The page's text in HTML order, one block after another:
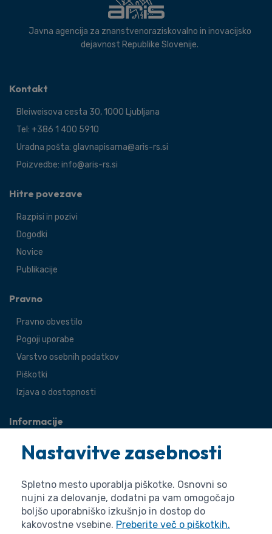
Javna agencija za znanstvenoraziskovalno in inovacijsko
dejavnost Republike Slovenije.
Kontakt
Bleiweisova cesta 30, 1000 Ljubljana
Tel: +386 1 400 5910
Uradna pošta: glavnapisarna@aris-rs.si
Poizvedbe: info@aris-rs.si
Hitre povezave
Razpisi in pozivi
Dogodki
Novice
Publikacije
Pravno
Pravno obvestilo
Pogoji uporabe
Varstvo osebnih podatkov
Piškotki
Izjava o dostopnosti
Informacije
O agenciji
Splošne zadeve
Pravne zadeve
Nastavitve zasebnosti
Spletno mesto uporablja piškotke. Osnovni so
nujni za delovanje, dodatni pa vam omogočajo
boljšo uporabniško izkušnjo in dostop do
kakovostne vsebine. Preberite več o piškotkih.